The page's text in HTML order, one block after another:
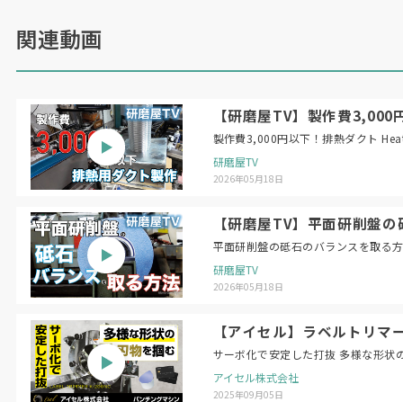
関連動画
【研磨屋TV】製作費
製作
研磨屋TV
2026年05月18日
【研磨屋TV】平面研削
研磨屋TV
2026年05月18日
【アイセル】ラベルトリ
サーボ化で安定した打抜 多様な形状
アイセル株式会社
2025年09月05日